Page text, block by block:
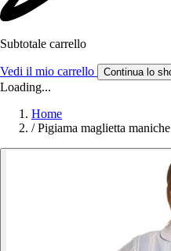
Subtotale carrello
Vedi il mio carrello Continua lo
Loading...
Home
/ Pigiama maglietta